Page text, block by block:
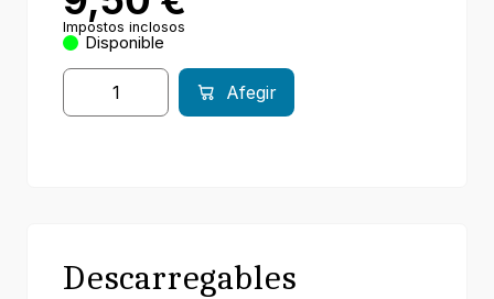
Impostos inclosos
Disponible
Afegir
Descarregables